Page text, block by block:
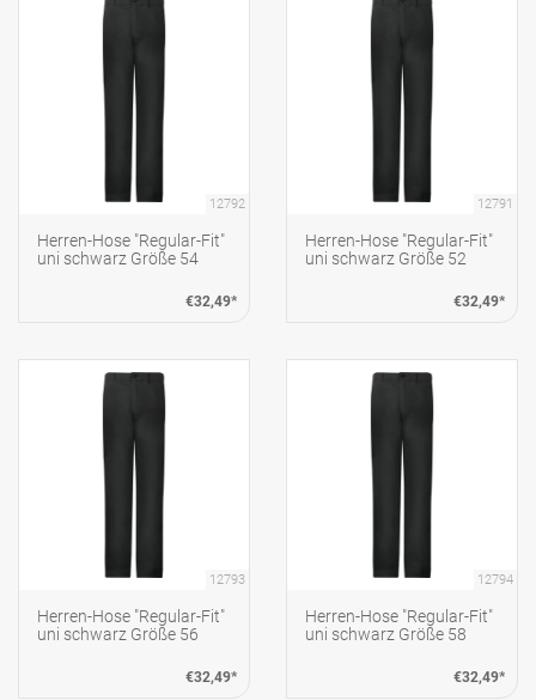
12792
Herren-Hose "Regular-Fit"
uni schwarz Größe 54
€32,49*
12791
Herren-Hose "Regular-Fit"
uni schwarz Größe 52
€32,49*
12793
Herren-Hose "Regular-Fit"
uni schwarz Größe 56
€32,49*
12794
Herren-Hose "Regular-Fit"
uni schwarz Größe 58
€32,49*